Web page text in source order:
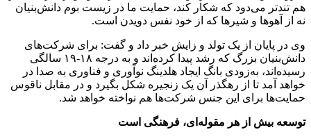
هم تندتر می‌دود که شکار کند، حمایت ما در زیست بوم دانش‌بنیان
نه از آهوها و شیرها که از خود نفس دویدن است.
وی در پایان از یک تولد و زایش خبر داد و گفت: برای شرکت‌های
دانش‌بنیان بزرگ که رشد پیدا کرده‌اند و به درجه ۱۸-۱۹ سالگی
رسیده‌اند، به‌زودی بانگ ایجاد هلدینگ نوآوری و فناوری به صدا در
خواهد آمد تا از رهگذر آن یک زنجیره شکل‌ بگیرد و در مقابل ناقوس
حمایت‌ها برای این جنس شرکت‌ها هم نواخته خواهد شد.
توسعه بیش از هر مقوله‌ای، فرهنگی است